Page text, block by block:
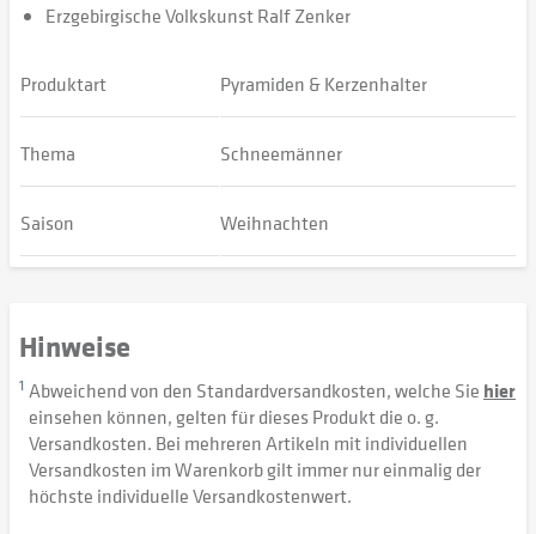
Erzgebirgische Volkskunst Ralf Zenker
Produktart Pyramiden & Kerzenhalter
Thema Schneemänner
Saison Weihnachten
Hinweise
1 Abweichend von den Standardversandkosten, welche Sie hier
einsehen können, gelten für dieses Produkt die o. g.
Versandkosten. Bei mehreren Artikeln mit individuellen
Versandkosten im Warenkorb gilt immer nur einmalig der
höchste individuelle Versandkostenwert.